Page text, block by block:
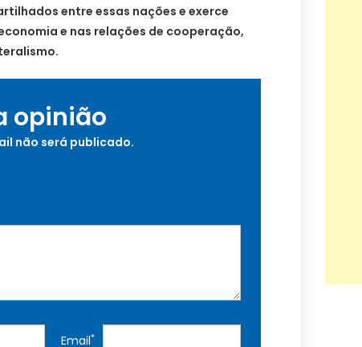
entre essas nações e exerce
e nas relações de cooperação,
opinião
não será publicado.
Email*